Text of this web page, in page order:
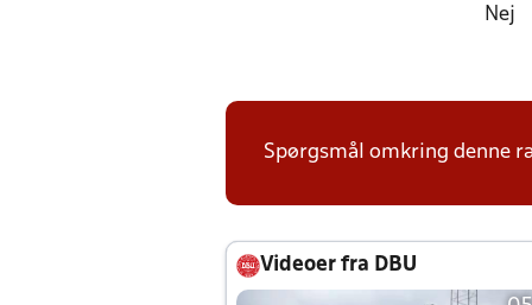
Nej
Spørgsmål omkring denne
Videoer fra DBU